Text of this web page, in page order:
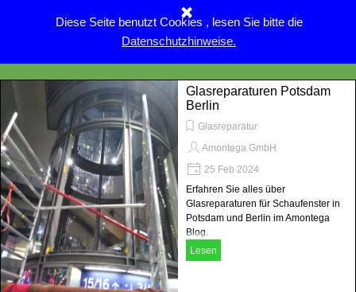
Diese Seite benutzt Cookies , lesen Sie bitte die
Datenschutzhinweise.
Menü überspringen
Glasreparaturen Potsdam
Berlin
Glasreparatur
Amontega GmbH
25 Feb 2024
Erfahren Sie alles über
Glasreparaturen für Schaufenster in
Potsdam und Berlin im Amontega
Blog.
Lesen